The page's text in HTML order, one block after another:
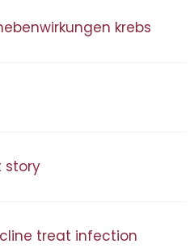
krebs
story
treat infection